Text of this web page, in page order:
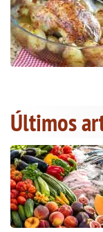
Últimos